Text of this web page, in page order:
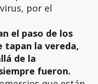
por el
el paso de los
tapan la vereda,
de la
fueron.